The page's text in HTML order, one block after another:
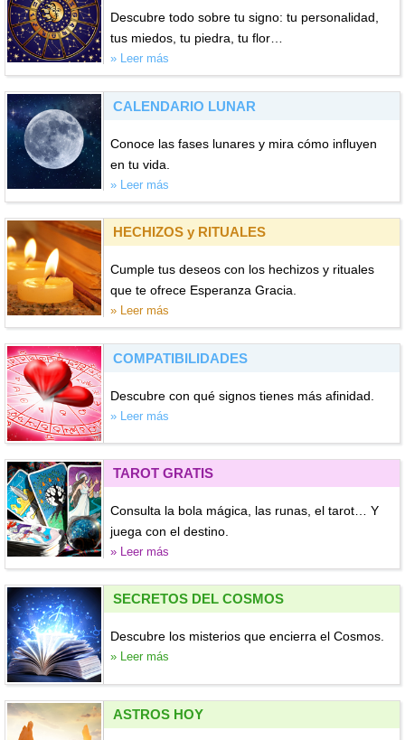
Descubre todo sobre tu signo: tu personalidad,
tus miedos, tu piedra, tu flor…
» Leer más
CALENDARIO LUNAR
Conoce las fases lunares y mira cómo influyen
en tu vida.
» Leer más
HECHIZOS y RITUALES
Cumple tus deseos con los hechizos y rituales
que te ofrece Esperanza Gracia.
» Leer más
COMPATIBILIDADES
Descubre con qué signos tienes más afinidad.
» Leer más
TAROT GRATIS
Consulta la bola mágica, las runas, el tarot… Y
juega con el destino.
» Leer más
SECRETOS DEL COSMOS
Descubre los misterios que encierra el Cosmos.
» Leer más
ASTROS HOY